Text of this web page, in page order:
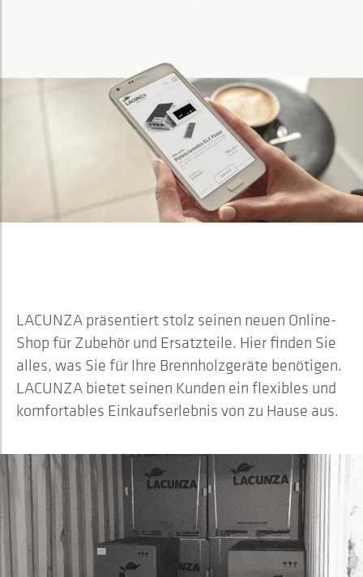
LACUNZA präsentiert stolz seinen neuen Online-
Shop für Zubehör und Ersatzteile. Hier finden Sie
alles, was Sie für Ihre Brennholzgeräte benötigen.
LACUNZA bietet seinen Kunden ein flexibles und
komfortables Einkaufserlebnis von zu Hause aus.